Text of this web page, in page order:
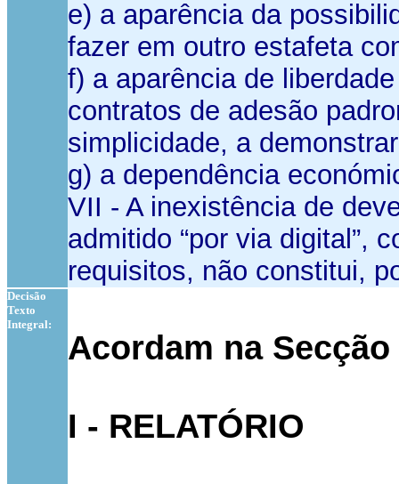
e) a aparência da
fazer em outro estafeta
f) a aparência de
contratos de adesão
simplicidade, a
g) a dependência
VII - A inexistência de
admitido “por via digital”,
requisitos, não constitui,
Decisão
Texto
Integral:
Acordam na
I - RELATÓRIO